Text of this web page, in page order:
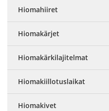
Hiomahiiret
Hiomakärjet
Hiomakärkilajitelmat
Hiomakiillotuslaikat
Hiomakivet